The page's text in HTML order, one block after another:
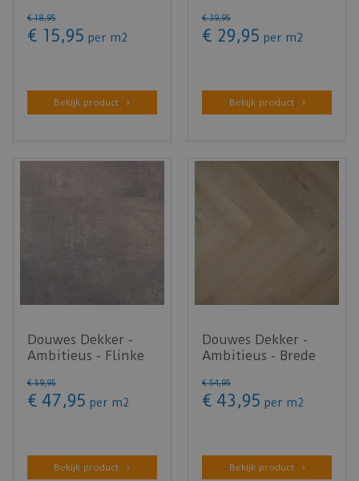
(Laminaat)
€ 18,95
€ 15,95 per m2
Bekijk product
04744 (P…
€ 39,95
€ 29,95 per m2
Bekijk product
Douwes Dekker -
Ambitieus - Flinke
(Klik…
€ 59,95
€ 47,95 per m2
Bekijk product
Douwes Dekker -
Ambitieus - Brede
04874 (Kl…
€ 54,95
€ 43 ,95 per m2
Bekijk product